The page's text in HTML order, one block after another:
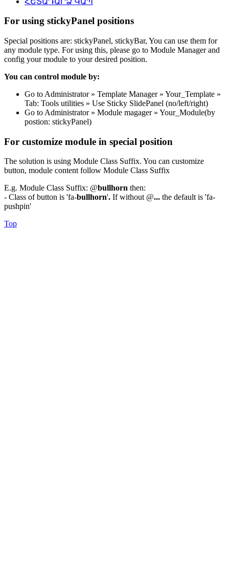
For using stickyPanel positions
Special positions are: stickyPanel, stickyBar, You can use them for
any module type. For using this, please go to Module Manager and
config your module to your desired position.
You can control module by:
Go to Administrator » Template Manager » Your_Template »
Tab: Tools utilities » Use Sticky SlidePanel (no/left/right)
Go to Administrator » Module magager » Your_Module(by
postion: stickyPanel)
For customize module in special position
The solution is using Module Class Suffix. You can customize
button, module content follow Module Class Suffix
E.g. Module Class Suffix: @bullhorn then:
- Class of button is 'fa-bullhorn'. If without @... the default is 'fa-
pushpin'
Top